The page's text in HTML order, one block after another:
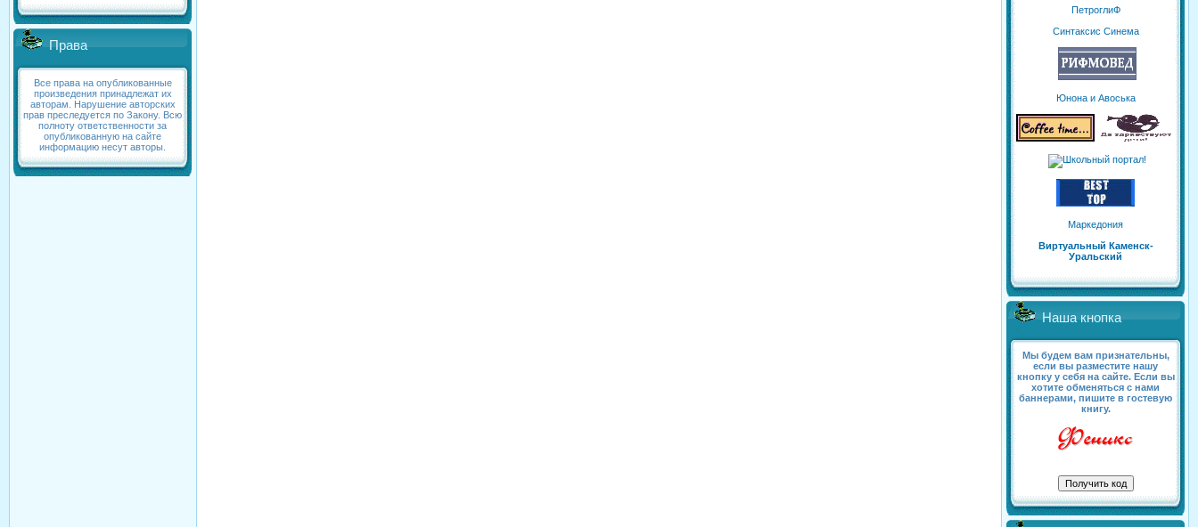
Права
Все права на опубликованные
произведения принадлежат их
авторам. Нарушение авторских
прав преследуется по Закону. Всю
полноту ответственности за
опубликованную на сайте
информацию несут авторы.
ПетроглиФ
Синтаксис Синема
Юнона и Авоська
Маркедония
Виртуальный Каменск-
Уральский
Наша кнопка
Мы будем вам признательны,
если вы разместите нашу
кнопку у себя на сайте. Если вы
хотите обменяться с нами
баннерами, пишите в гостевую
книгу.